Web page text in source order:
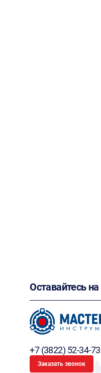
Оставайтесь на
+7 (3822) 52-34-73
Заказать звонок